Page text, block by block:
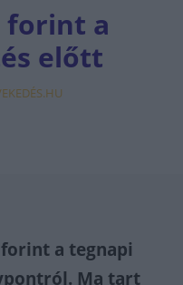
forint a
előtt
a tegnapi
Ma tart